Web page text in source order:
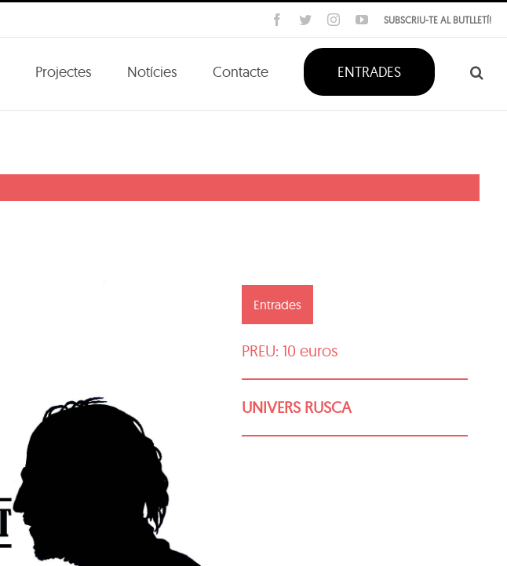
SUBSCRIU-TE AL BUTLLETÍ!
Facebook
TwitterInstagramYouTube
Projectes Notícies Contacte ENTRADES
Entrades
PREU: 10 euros
UNIVERS RUSCA